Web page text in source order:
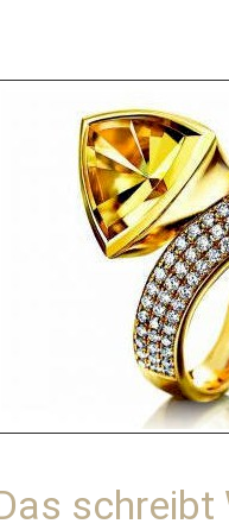
schreibt